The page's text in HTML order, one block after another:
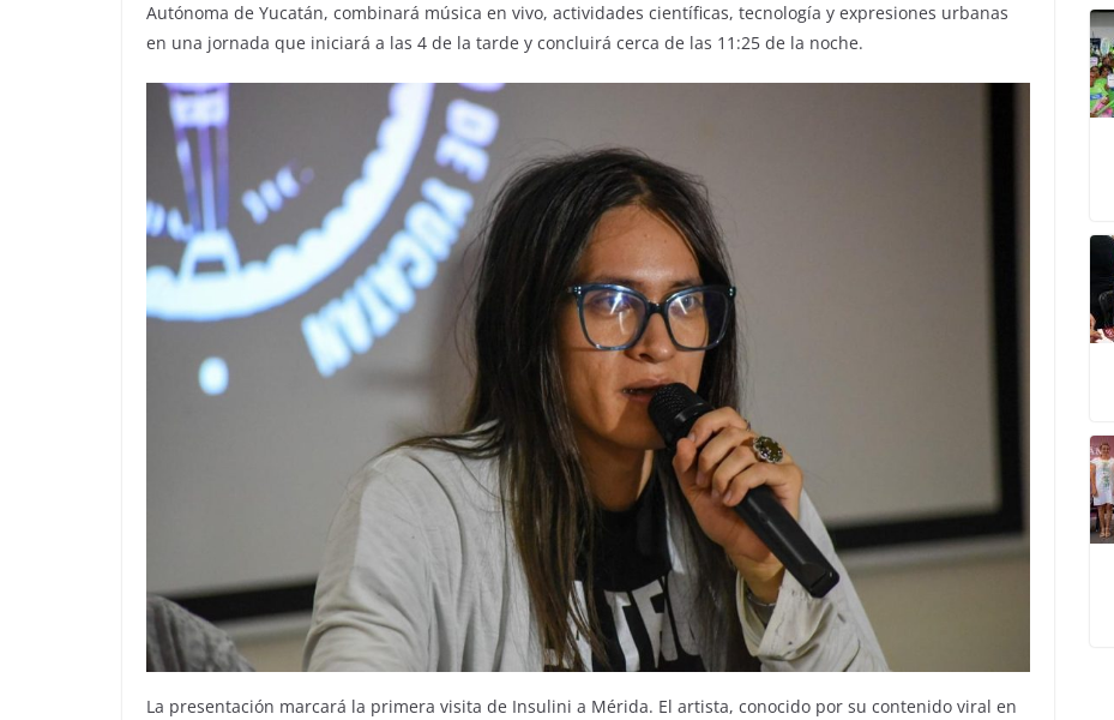
Autónoma de Yucatán, combinará música en vivo, actividades científicas, tecnología y expresiones urbanas
en una jornada que iniciará a las 4 de la tarde y concluirá cerca de las 11:25 de la noche.
La presentación marcará la primera visita de Insulini a Mérida. El artista, conocido por su contenido viral en